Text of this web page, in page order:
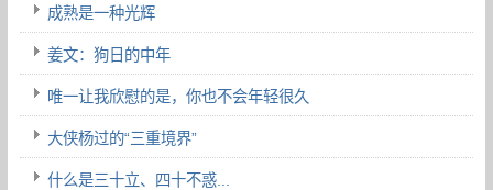
成熟是一种光辉
姜文：狗日的中年
唯一让我欣慰的是，你也不会年轻很久
大侠杨过的“三重境界”
什么是三十立、四十不惑...